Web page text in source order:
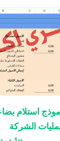
استلام
الشركة